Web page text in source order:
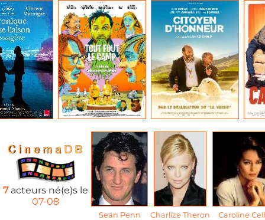
7acteurs né(e)s le
07-08
Sean Penn Charlize Theron Caroline